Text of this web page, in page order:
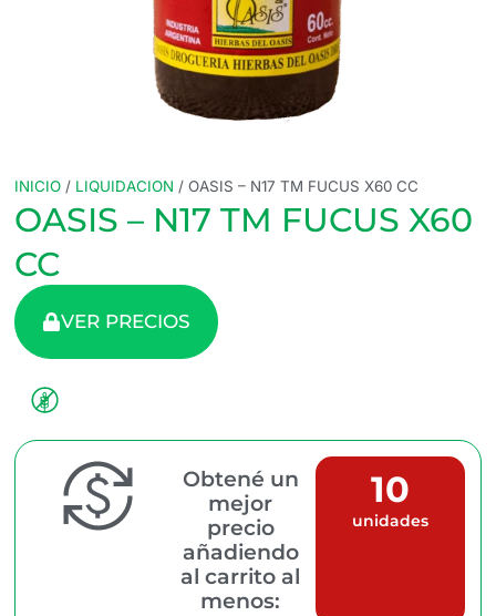
INICIO / LIQUIDACION / OASIS – N17 TM FUCUS X60 CC
OASIS – N17 TM FUCUS X60
CC
VER PRECIOS
Obtené un
mejor
precio
añadiendo
al carrito al
menos:
10
unidades